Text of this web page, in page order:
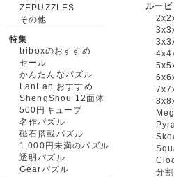
ZEPUZZLES
その他
特集
triboxのおすすめ
セール
かんたんなパズル
LanLan おすすめ
ShengShou 12面体
500円キューブ
名作パズル
磁石搭載パズル
1,000円未満のパズル
透明パズル
Gearパズル
ルー
分